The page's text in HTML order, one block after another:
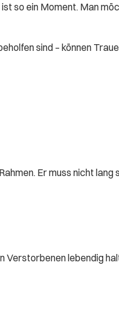
so ein Moment. Man
sind – können
Er muss nicht lang
Verstorbenen lebendig